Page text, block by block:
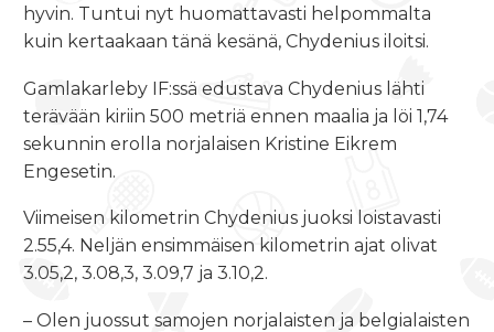
hyvin. Tuntui nyt huomattavasti helpommalta
kuin kertaakaan tänä kesänä, Chydenius iloitsi.
Gamlakarleby IF:ssä edustava Chydenius lähti
terävään kiriin 500 metriä ennen maalia ja löi 1,74
sekunnin erolla norjalaisen Kristine Eikrem
Engesetin.
Viimeisen kilometrin Chydenius juoksi loistavasti
2.55,4. Neljän ensimmäisen kilometrin ajat olivat
3.05,2, 3.08,3, 3.09,7 ja 3.10,2.
– Olen juossut samojen norjalaisten ja belgialaisten